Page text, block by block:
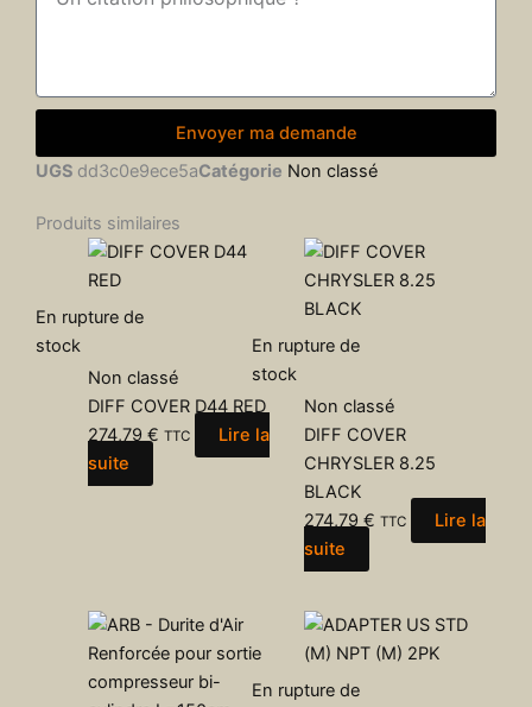
Envoyer ma demande
UGS dd3c0e9ece5aCatégorie Non classé
Produits similaires
En rupture de
stock
Non classé
DIFF COVER D44 RED
274,79 € TTC
Lire la
suite
En rupture de
stock
Non classé
DIFF COVER
CHRYSLER 8.25
BLACK
274,79 € TTC
Lire la
suite
En rupture de